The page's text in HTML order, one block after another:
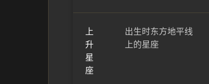
上
升
星
座
出生时东方地平线
上的星座